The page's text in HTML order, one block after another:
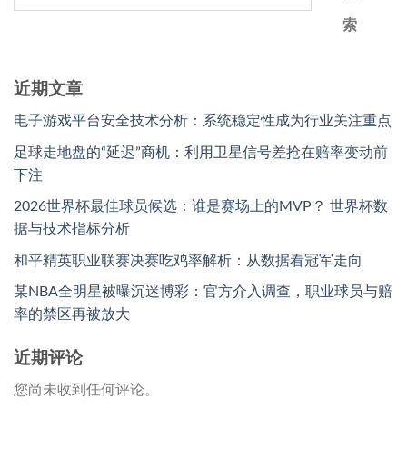
索
近期文章
电子游戏平台安全技术分析：系统稳定性成为行业关注重点
足球走地盘的“延迟”商机：利用卫星信号差抢在赔率变动前
下注
2026世界杯最佳球员候选：谁是赛场上的MVP？ 世界杯数
据与技术指标分析
和平精英职业联赛决赛吃鸡率解析：从数据看冠军走向
某NBA全明星被曝沉迷博彩：官方介入调查，职业球员与赔
率的禁区再被放大
近期评论
您尚未收到任何评论。